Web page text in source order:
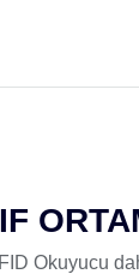
Okuyucu